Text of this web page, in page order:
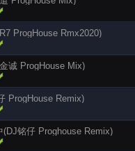
ProgHouse Rmx2020)
诚 ProgHouse Mix)
ProgHouse Remix)
铭仔 Proghouse Remix)